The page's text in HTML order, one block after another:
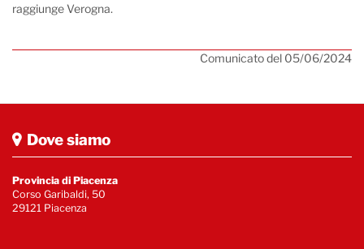
raggiunge Verogna.
Comunicato del 05/06/2024
Dove siamo
Provincia di Piacenza
Corso Garibaldi, 50
29121 Piacenza